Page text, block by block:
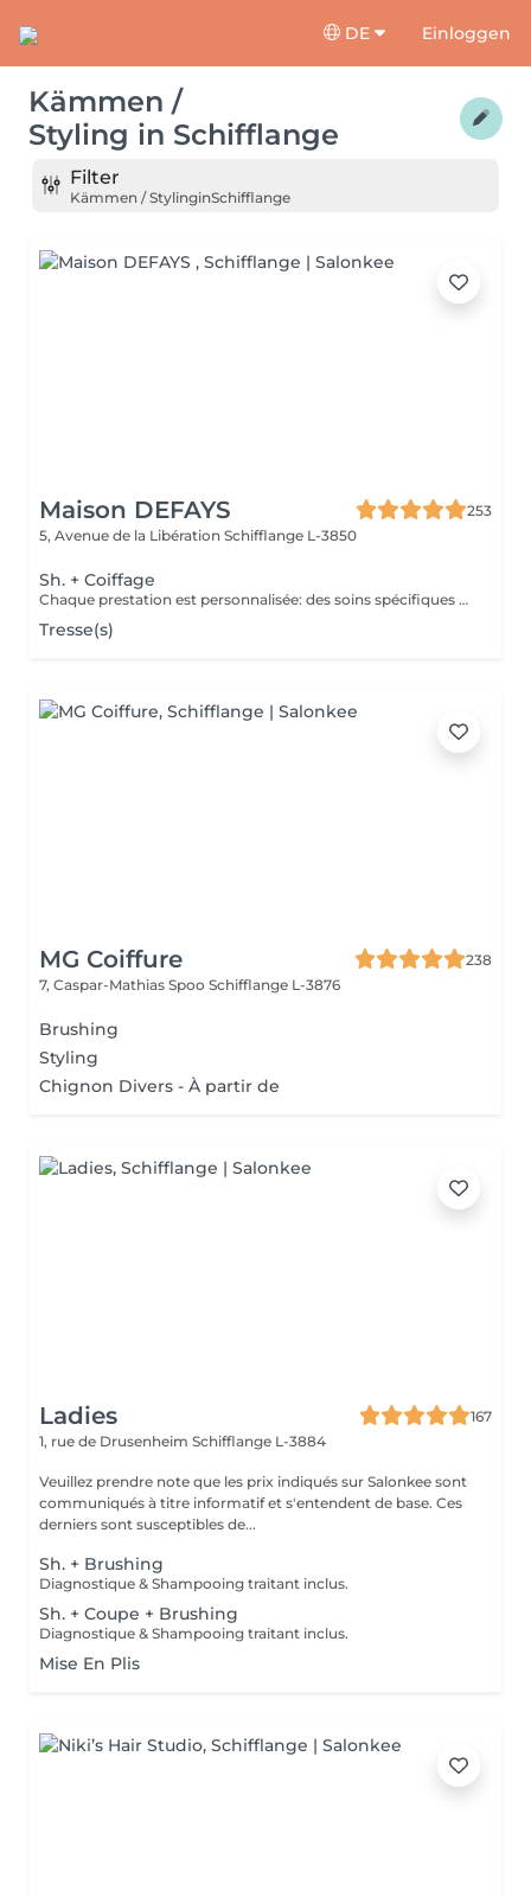
DE Einloggen
Kämmen /
Styling in Schifflange
Filter
Kämmen / StylinginSchifflange
Maison DEFAYS
253
5, Avenue de la Libération Schifflange L-3850
Sh. + Coiffage
Chaque prestation est personnalisée: des soins spécifiques peuvent être proposés selon les besoins de votre cuir chevelu et de vos cheveux et seront facturés en supplément.
Tresse(s)
MG Coiffure
238
7, Caspar-Mathias Spoo Schifflange L-3876
Brushing
Styling
Chignon Divers - À partir de
Ladies
167
1, rue de Drusenheim Schifflange L-3884
Veuillez prendre note que les prix indiqués sur Salonkee sont
communiqués à titre informatif et s'entendent de base. Ces
derniers sont susceptibles de...
Sh. + Brushing
Diagnostique & Shampooing traitant inclus.
Sh. + Coupe + Brushing
Diagnostique & Shampooing traitant inclus.
Mise En Plis